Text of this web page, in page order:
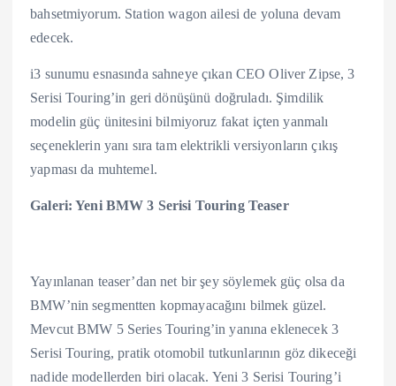
bahsetmiyorum. Station wagon ailesi de yoluna devam
edecek.
i3 sunumu esnasında sahneye çıkan CEO Oliver Zipse, 3
Serisi Touring’in geri dönüşünü doğruladı. Şimdilik
modelin güç ünitesini bilmiyoruz fakat içten yanmalı
seçeneklerin yanı sıra tam elektrikli versiyonların çıkış
yapması da muhtemel.
Galeri: Yeni BMW 3 Serisi Touring Teaser
Yayınlanan teaser’dan net bir şey söylemek güç olsa da
BMW’nin segmentten kopmayacağını bilmek güzel.
Mevcut BMW 5 Series Touring’in yanına eklenecek 3
Serisi Touring, pratik otomobil tutkunlarının göz dikeceği
nadide modellerden biri olacak. Yeni 3 Serisi Touring’i